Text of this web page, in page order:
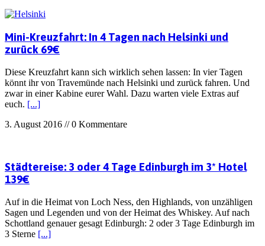
Mini-Kreuzfahrt: In 4 Tagen nach Helsinki und
zurück 69€
Diese Kreuzfahrt kann sich wirklich sehen lassen: In vier Tagen
könnt ihr von Travemünde nach Helsinki und zurück fahren. Und
zwar in einer Kabine eurer Wahl. Dazu warten viele Extras auf
euch. [...]
3. August 2016 // 0 Kommentare
Städtereise: 3 oder 4 Tage Edinburgh im 3* Hotel
139€
Auf in die Heimat von Loch Ness, den Highlands, von unzähligen
Sagen und Legenden und von der Heimat des Whiskey. Auf nach
Schottland genauer gesagt Edinburgh: 2 oder 3 Tage Edinburgh im
3 Sterne [...]